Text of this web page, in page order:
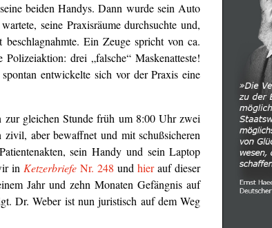
beiden Handys. Dann wurde sein Auto
seine Praxisräume durchsuchte und,
Ein Zeuge spricht von ca.
drei „falsche“ Maskenatteste!
entwickelte sich vor der Praxis eine
zur gleichen Stunde früh um 8:00 Uhr zwei
aber bewaffnet und mit schußsicheren
sein Handy und sein Laptop
inKetzerbriefe Nr. 248 undhierauf dieser
Jahr und zehn Monaten Gefängnis auf
Dr. Weber ist nun juristisch auf dem Weg